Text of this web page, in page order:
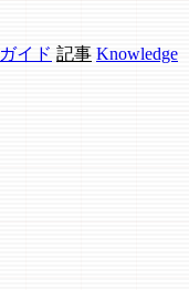
ガイド 記事 Knowledge